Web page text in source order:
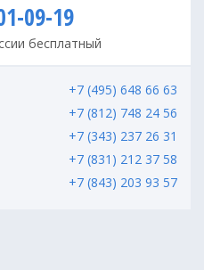
09-19
бесплатный
+7 (495) 648 66 63
+7 (812) 748 24 56
+7 (343) 237 26 31
+7 (831) 212 37 58
+7 (843) 203 93 57